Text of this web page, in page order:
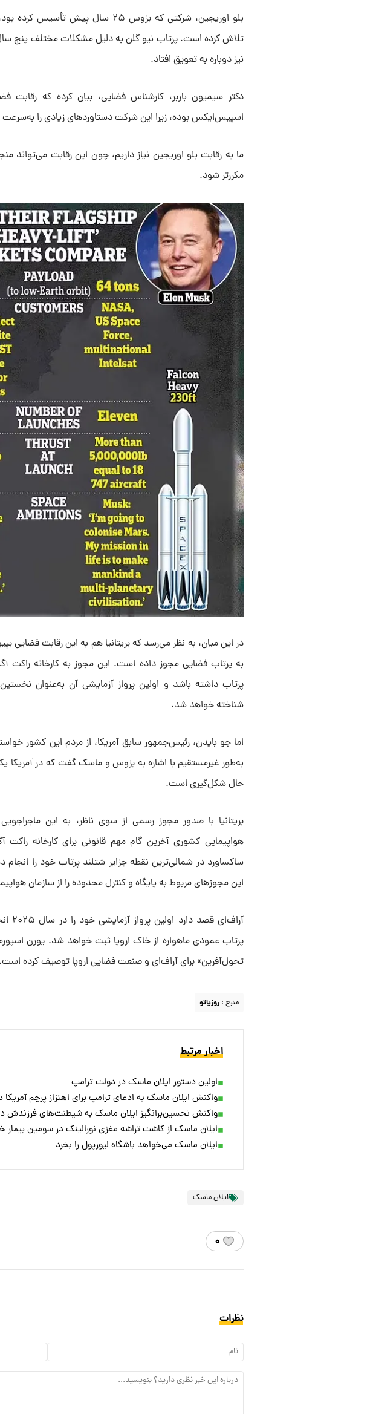
بلو اوریجین، شرکتی که بزوس ۲۵ سال
تلاش کرده است. پرتاب نیو گلن به دلیل مشکلات مختلف پنج سال
نیز دوباره به تعویق افتاد.
دکتر سیمیون باربر، کارشناس فضایی، بیان کرده که رقابت
اسپیس‌ایکس بوده، زیرا این شرکت دستاوردهای زیادی را
ما به رقابت بلو اوریجین نیاز داریم، چون این رقابت می‌تواند
مکررتر شود.
در این میان، به نظر می‌رسد که بریتانیا هم به این رقابت فضایی
به پرتاب فضایی مجوز داده است. این مجوز به کارخانه راکت
پرتاب داشته باشد و اولین پرواز آزمایشی آن به‌عنوان
شناخته خواهد شد.
اما جو بایدن، رئیس‌جمهور سابق آمریکا، از مردم این کشور خواسته
به‌طور غیرمستقیم با اشاره به بزوس و ماسک گفت که در
حال شکل‌گیری است.
بریتانیا با صدور مجوز رسمی از سوی ناظر، به این
هواپیمایی کشوری آخرین گام مهم قانونی برای کارخانه راکت
ساکساورد در شمالی‌ترین نقطه جزایر شتلند پرتاب خود را
این مجوزهای مربوط به پایگاه و کنترل محدوده را از سازمان
پرتاب عمودی ماهواره از خاک اروپا ثبت خواهد شد. یورن
تحول‌آفرین» برای آر‌اف‌ای و صنعت فضایی اروپا توصیف کرده است.
منبع : روزیاتو
اخبار مرتبط
اولین دستور ایلان ماسک در دولت ترامپ
واکنش ایلان ماسک به ادعای ترامپ برای اهتزاز پرچم آمریکا
واکنش تحسین‌برانگیز ایلان ماسک به شیطنت‌های فرزندش
ایلان ماسک از کاشت تراشه مغزی نورالینک در سومین بیمار
ایلان ماسک می‌خواهد باشگاه لیورپول را بخرد
ایلان ماسک
۰
نظرات